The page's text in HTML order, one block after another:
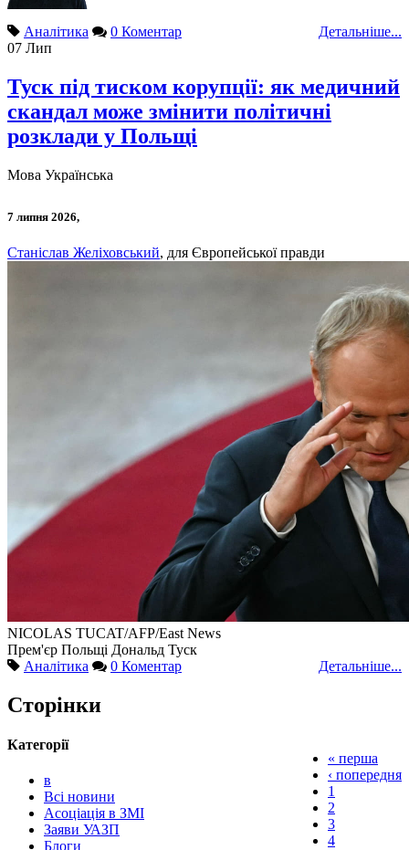
Аналітика 0 Коментар
Детальніше...
07 Лип
Туск під тиском корупції: як медичний
скандал може змінити політичні
розклади у Польщі
Мова Українська
7 липня 2026,
Станіслав Желіховський, для Європейської правди
NICOLAS TUCAT/AFP/East News
Прем'єр Польщі Дональд Туск
Аналітика
0 Коментар Детальніше...
Сторінки
« перша
‹ попередня
1
2
3
4
Категорії
в
Всі новини
Асоціація в ЗМІ
Заяви УАЗП
Блоги